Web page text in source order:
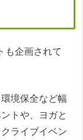
も企画されて
境保全など幅
トや、ヨガと
ライブイベン